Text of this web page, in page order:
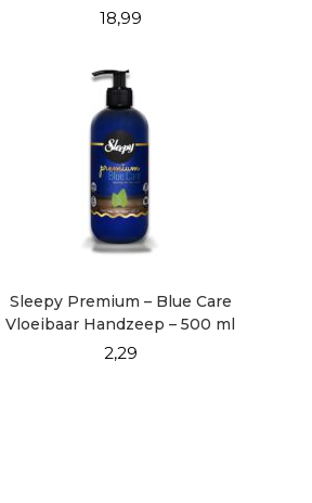
C
18,99
Sleepy Premium – Blue Care
Vloeibaar Handzeep – 500 ml
2,29